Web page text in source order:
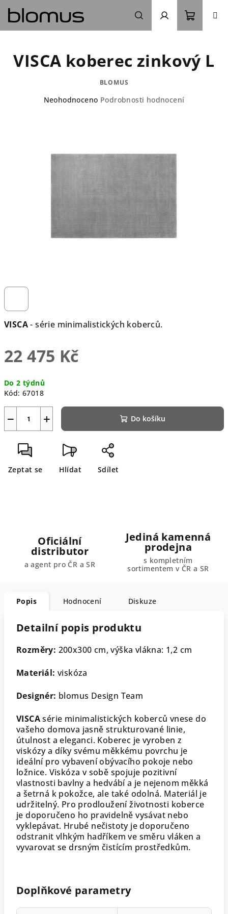
obsah
Hledat Přihlášení
košík
VISCA- série minimalistických koberců.
22 475 Kč
cena:
Do 2 týdnů
Kód: 67018
+
− Do košíku
Zeptat se Hlídat Sdílet
VISCA koberec zinkový L
BLOMUS
Průměrné
Neohodnoceno Podrobnosti hodnocení
Oficiální
distributor
a agent pro ČR a SR
Jediná kamenná
prodejna
s kompletním
sortimentem v ČR a SR
Popis Hodnocení Diskuze
Detailní popis produktu
Rozměry: 200x300 cm, výška vlákna: 1,2 cm
Materiál: viskóza
Designér: blomus Design Team
VISCAsérie minimalistických koberců vnese do
vašeho domova jasně strukturované linie,
útulnost a eleganci. Koberec je vyroben z
viskózy a díky svému měkkému povrchu je
ideální pro vybavení obývacího pokoje nebo
ložnice. Viskóza v sobě spojuje pozitivní
vlastnosti bavlny a hedvábí a je nejenom měkká
a šetrná k pokožce, ale také odolná. Materiál je
udržitelný. Pro prodloužení životnosti koberce
je doporučeno ho pravidelně vysávat nebo
vyklepávat. Hrubé nečistoty je doporučeno
odstranit vlhkým hadříkem ve směru vláken a
vyvarovat se drsným čistícím prostředkům.
Doplňkové parametry